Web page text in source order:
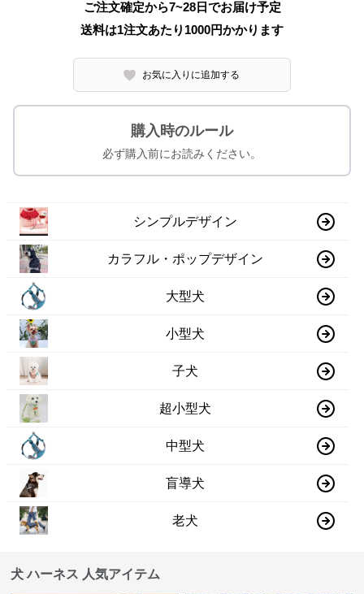
ご注文確定から7~28日でお届け予定
送料は1注文あたり 1000円かかります
お気に入りに追加する
購入時のルール
必ず購入前にお読みください。
シンプルデザイン
カラフル・ポップデザイン
大型犬
小型犬
子犬
超小型犬
中型犬
盲導犬
老犬
犬 ハーネス 人気アイテム